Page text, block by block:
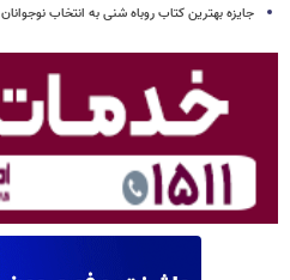
جایزه بهترین کتاب روباه شنی به انتخاب نوجوانان